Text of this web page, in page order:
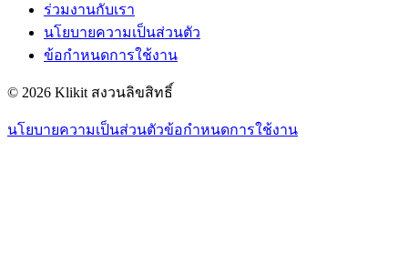
ร่วมงานกับเรา
นโยบายความเป็นส่วนตัว
ข้อกำหนดการใช้งาน
© 2026 Klikit สงวนลิขสิทธิ์
นโยบายความเป็นส่วนตัวข้อกำหนดการใช้งาน